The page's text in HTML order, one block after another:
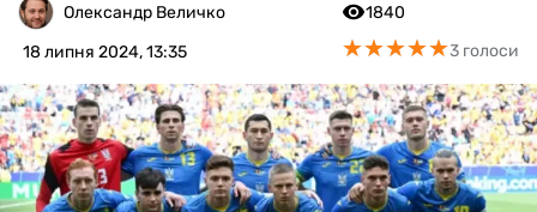
БУКМЕКЕРИ
Олександр Величко
18 липня 2024, 13:35
1840
★★★★★
★★★★★3 голоси